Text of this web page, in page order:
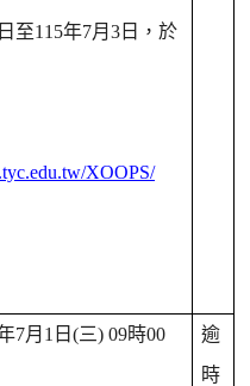
日至115年7月 3 日，於
XOOPS/
7月 1 日 (三) 09時00
逾
時